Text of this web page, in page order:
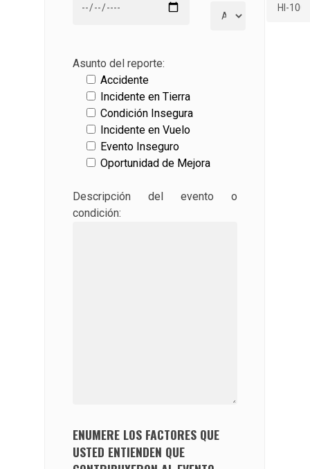
Asunto del reporte:
Accidente
Incidente en Tierra
Condición Insegura
Incidente en Vuelo
Evento Inseguro
Oportunidad de Mejora
Descripción del evento o
condición:
ENUMERE LOS FACTORES QUE
USTED ENTIENDEN QUE